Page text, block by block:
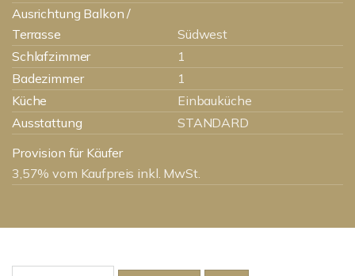
Ausrichtung Balkon /
Terrasse
Südwest
Schlafzimmer
1
Badezimmer
1
Küche
Einbauküche
Ausstattung
STANDARD
Provision für Käufer
3,57% vom Kaufpreis inkl. MwSt.